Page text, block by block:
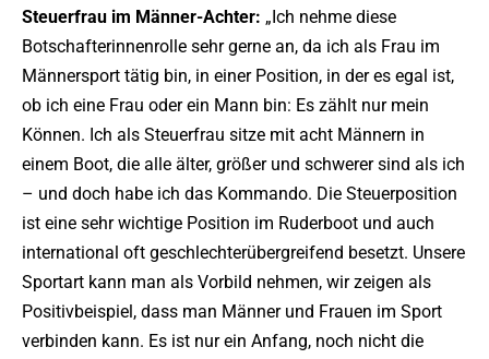
Steuerfrau im Männer-Achter: „Ich nehme diese
Botschafterinnenrolle sehr gerne an, da ich als Frau im
Männersport tätig bin, in einer Position, in der es egal ist,
ob ich eine Frau oder ein Mann bin: Es zählt nur mein
Können. Ich als Steuerfrau sitze mit acht Männern in
einem Boot, die alle älter, größer und schwerer sind als ich
– und doch habe ich das Kommando. Die Steuerposition
ist eine sehr wichtige Position im Ruderboot und auch
international oft geschlechterübergreifend besetzt. Unsere
Sportart kann man als Vorbild nehmen, wir zeigen als
Positivbeispiel, dass man Männer und Frauen im Sport
verbinden kann. Es ist nur ein Anfang, noch nicht die